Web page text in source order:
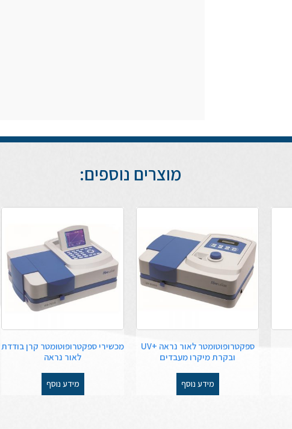
מוצרים נוספים:
ספקטרופוטומטר לאור נראה +UV
ובקרת מיקרו מעבדים
מידע נוסף
מכשירי ספקטרופוטומטר קרן בודדת
לאור נראה
מידע נוסף